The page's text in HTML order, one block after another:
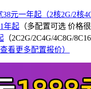
元一年起（2核2G/2核
年起 （多配置可选 价格很
（2C2G/2C4G/4C8G/
看更多配置报价）